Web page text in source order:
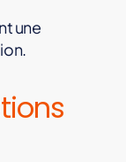
une